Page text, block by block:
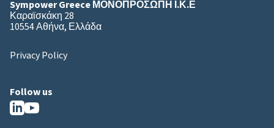
Sympower Greece ΜΟΝΟΠΡΟΣΩΠΗ Ι.Κ.Ε
Καραϊσκάκη 28
10554 Αθήνα, Ελλάδα
Privacy Policy
Follow us